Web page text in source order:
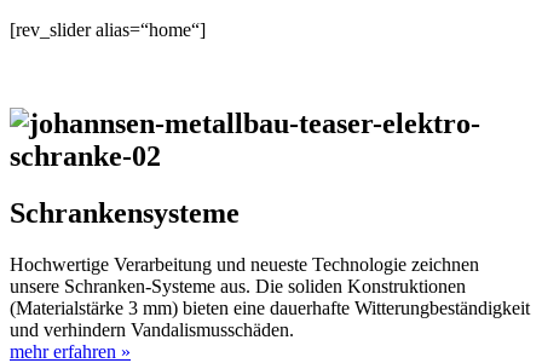
[rev_slider alias=“home“]
Schrankensysteme
Hochwertige Verarbeitung und neueste Technologie zeichnen
unsere Schranken-Systeme aus. Die soliden Konstruktionen
(Materialstärke 3 mm) bieten eine dauerhafte Witterungbeständigkeit
und verhindern Vandalismusschäden.
mehr erfahren »